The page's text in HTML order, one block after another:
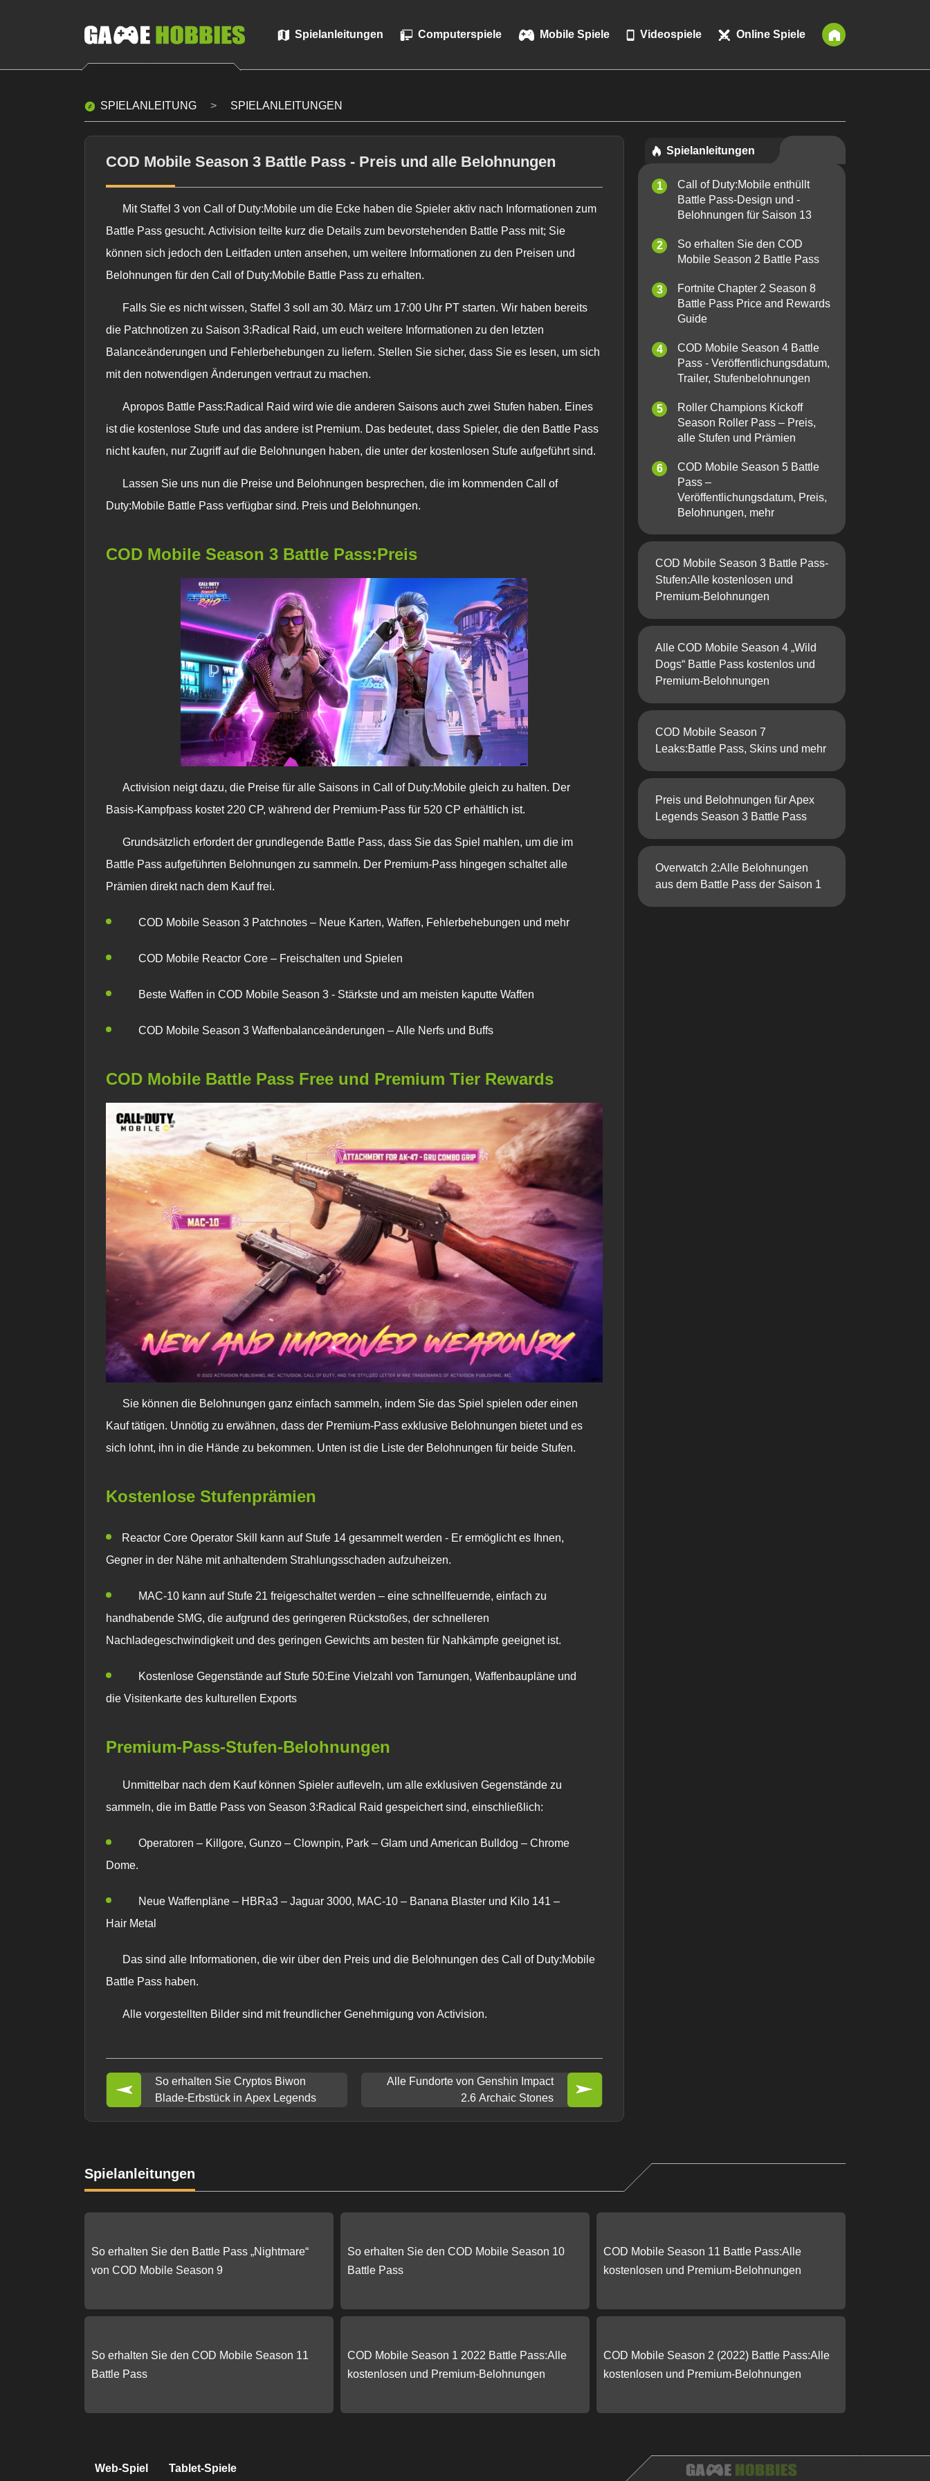
Spielanleitungen Computerspiele Mobile Spiele Videospiele Online Spiele
SPIELANLEITUNG SPIELANLEITUNGEN
COD Mobile Season 3 Battle Pass - Preis und alle Belohnungen
Mit Staffel 3 von Call of Duty:Mobile um die Ecke haben die Spieler aktiv nach Informationen zum
Battle Pass gesucht. Activision teilte kurz die Details zum bevorstehenden Battle Pass mit; Sie
können sich jedoch den Leitfaden unten ansehen, um weitere Informationen zu den Preisen und
Belohnungen für den Call of Duty:Mobile Battle Pass zu erhalten.
Falls Sie es nicht wissen, Staffel 3 soll am 30. März um 17:00 Uhr PT starten. Wir haben bereits
die Patchnotizen zu Saison 3:Radical Raid, um euch weitere Informationen zu den letzten
Balanceänderungen und Fehlerbehebungen zu liefern. Stellen Sie sicher, dass Sie es lesen, um sich
mit den notwendigen Änderungen vertraut zu machen.
Apropos Battle Pass:Radical Raid wird wie die anderen Saisons auch zwei Stufen haben. Eines
ist die kostenlose Stufe und das andere ist Premium. Das bedeutet, dass Spieler, die den Battle Pass
nicht kaufen, nur Zugriff auf die Belohnungen haben, die unter der kostenlosen Stufe aufgeführt sind.
Lassen Sie uns nun die Preise und Belohnungen besprechen, die im kommenden Call of
Duty:Mobile Battle Pass verfügbar sind. Preis und Belohnungen.
COD Mobile Season 3 Battle Pass:Preis
Activision neigt dazu, die Preise für alle Saisons in Call of Duty:Mobile gleich zu halten. Der
Basis-Kampfpass kostet 220 CP, während der Premium-Pass für 520 CP erhältlich ist.
Grundsätzlich erfordert der grundlegende Battle Pass, dass Sie das Spiel mahlen, um die im
Battle Pass aufgeführten Belohnungen zu sammeln. Der Premium-Pass hingegen schaltet alle
Prämien direkt nach dem Kauf frei.
COD Mobile Season 3 Patchnotes – Neue Karten, Waffen, Fehlerbehebungen und mehr
COD Mobile Reactor Core – Freischalten und Spielen
Beste Waffen in COD Mobile Season 3 - Stärkste und am meisten kaputte Waffen
COD Mobile Season 3 Waffenbalanceänderungen – Alle Nerfs und Buffs
COD Mobile Battle Pass Free und Premium Tier Rewards
Sie können die Belohnungen ganz einfach sammeln, indem Sie das Spiel spielen oder einen
Kauf tätigen. Unnötig zu erwähnen, dass der Premium-Pass exklusive Belohnungen bietet und es
sich lohnt, ihn in die Hände zu bekommen. Unten ist die Liste der Belohnungen für beide Stufen.
Kostenlose Stufenprämien
Reactor Core Operator Skill kann auf Stufe 14 gesammelt werden - Er ermöglicht es Ihnen,
Gegner in der Nähe mit anhaltendem Strahlungsschaden aufzuheizen.
MAC-10 kann auf Stufe 21 freigeschaltet werden – eine schnellfeuernde, einfach zu
handhabende SMG, die aufgrund des geringeren Rückstoßes, der schnelleren
Nachladegeschwindigkeit und des geringen Gewichts am besten für Nahkämpfe geeignet ist.
Kostenlose Gegenstände auf Stufe 50:Eine Vielzahl von Tarnungen, Waffenbaupläne und
die Visitenkarte des kulturellen Exports
Premium-Pass-Stufen-Belohnungen
Unmittelbar nach dem Kauf können Spieler aufleveln, um alle exklusiven Gegenstände zu
sammeln, die im Battle Pass von Season 3:Radical Raid gespeichert sind, einschließlich:
Operatoren – Killgore, Gunzo – Clownpin, Park – Glam und American Bulldog – Chrome
Dome.
Neue Waffenpläne – HBRa3 – Jaguar 3000, MAC-10 – Banana Blaster und Kilo 141 –
Hair Metal
Das sind alle Informationen, die wir über den Preis und die Belohnungen des Call of Duty:Mobile
Battle Pass haben.
Alle vorgestellten Bilder sind mit freundlicher Genehmigung von Activision.
So erhalten Sie Cryptos Biwon
Blade-Erbstück in Apex Legends
Alle Fundorte von Genshin Impact
2.6 Archaic Stones
Spielanleitungen
Call of Duty:Mobile enthüllt
Battle Pass-Design und -
Belohnungen für Saison 13
So erhalten Sie den COD
Mobile Season 2 Battle Pass
Fortnite Chapter 2 Season 8
Battle Pass Price and Rewards
Guide
COD Mobile Season 4 Battle
Pass - Veröffentlichungsdatum,
Trailer, Stufenbelohnungen
Roller Champions Kickoff
Season Roller Pass – Preis,
alle Stufen und Prämien
COD Mobile Season 5 Battle
Pass –
Veröffentlichungsdatum, Preis,
Belohnungen, mehr
COD Mobile Season 3 Battle Pass-
Stufen:Alle kostenlosen und
Premium-Belohnungen
Alle COD Mobile Season 4 „Wild
Dogs“ Battle Pass kostenlos und
Premium-Belohnungen
COD Mobile Season 7
Leaks:Battle Pass, Skins und mehr
Preis und Belohnungen für Apex
Legends Season 3 Battle Pass
Overwatch 2:Alle Belohnungen
aus dem Battle Pass der Saison 1
Spielanleitungen
So erhalten Sie den Battle Pass „Nightmare“
von COD Mobile Season 9
So erhalten Sie den COD Mobile Season 10
Battle Pass
COD Mobile Season 11 Battle Pass:Alle
kostenlosen und Premium-Belohnungen
So erhalten Sie den COD Mobile Season 11
Battle Pass
COD Mobile Season 1 2022 Battle Pass:Alle
kostenlosen und Premium-Belohnungen
COD Mobile Season 2 (2022) Battle Pass:Alle
kostenlosen und Premium-Belohnungen
Web-Spiel Tablet-Spiele